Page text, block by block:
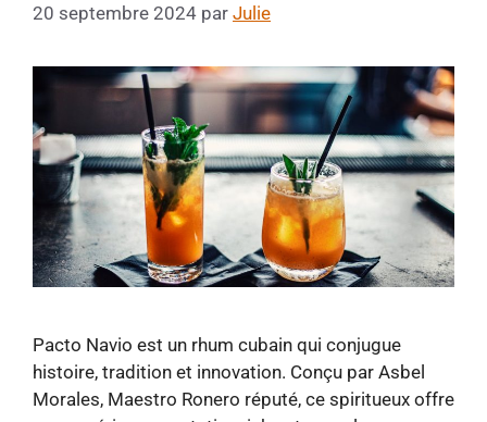
20 septembre 2024 par Julie
Pacto Navio est un rhum cubain qui conjugue
histoire, tradition et innovation. Conçu par Asbel
Morales, Maestro Ronero réputé, ce spiritueux offre